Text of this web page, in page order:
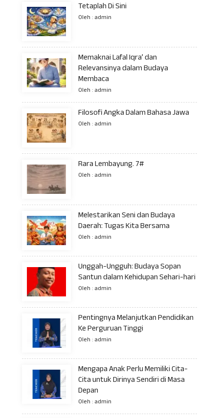
Tetaplah Di Sini
Oleh : admin
Memaknai Lafal Iqra’ dan
Relevansinya dalam Budaya
Membaca
Oleh : admin
Filosofi Angka Dalam Bahasa Jawa
Oleh : admin
Rara Lembayung. 7#
Oleh : admin
Melestarikan Seni dan Budaya
Daerah: Tugas Kita Bersama
Oleh : admin
Unggah-Ungguh: Budaya Sopan
Santun dalam Kehidupan Sehari-hari
Oleh : admin
Pentingnya Melanjutkan Pendidikan
Ke Perguruan Tinggi
Oleh : admin
Mengapa Anak Perlu Memiliki Cita-
Cita untuk Dirinya Sendiri di Masa
Depan
Oleh : admin